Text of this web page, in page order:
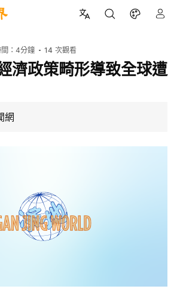
間：4分鐘 14 次觀看
濟政策畸形導致全球遭
網